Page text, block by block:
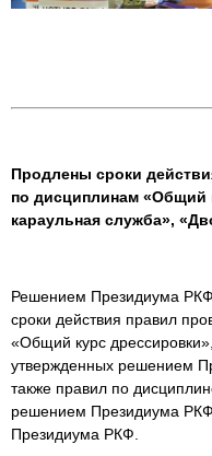
Продлены сроки
по дисциплинам «Общий
караульная служба»,
Решением Президиума
сроки действия правил
«Общий курс
утвержденных решением
также правил по
решением Президиума
Президиума РКФ.